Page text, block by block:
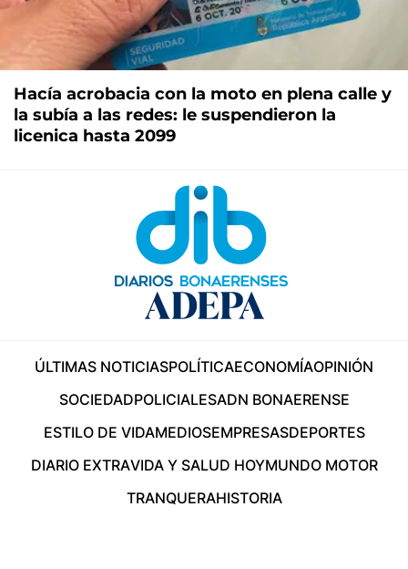
Hacía acrobacia con la moto en plena calle y
la subía a las redes: le suspendieron la
licenica hasta 2099
ÚLTIMAS NOTICIASPOLÍTICAECONOMÍAOPINIÓN
SOCIEDADPOLICIALESADN BONAERENSE
ESTILO DE VIDAMEDIOSEMPRESASDEPORTES
DIARIO EXTRAVIDA Y SALUD HOYMUNDO MOTOR
TRANQUERAHISTORIA